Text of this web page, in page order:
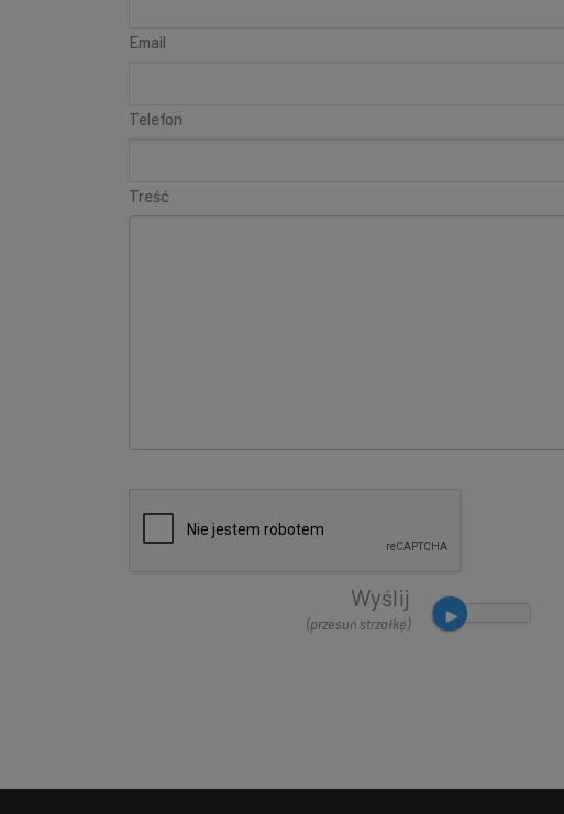
Email
Telefon
Treść
Wyślij
(przesuń strzałkę)